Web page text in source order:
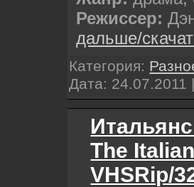
Режиссер:
дальше/
Категория:
Дата: 24.07.2011
The
VHSRip/